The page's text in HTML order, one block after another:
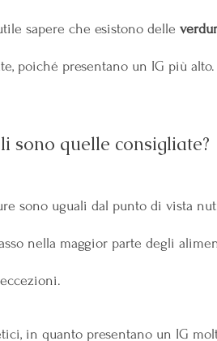
sapere che esistono delle
poiché presentano un IG più alto.
sono quelle consigliate?
sono uguali dal punto di vista
nella maggior parte degli
in quanto presentano un IG